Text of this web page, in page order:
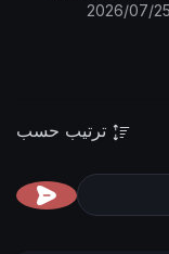
2026/07/25
ترتيب حسب